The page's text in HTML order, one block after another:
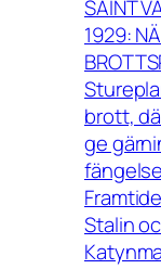
SAINT
1929:
brott,
ge
Stalin